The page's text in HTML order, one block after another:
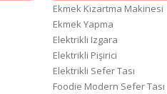
Ekmek Kızartma Makinesi
Ekmek Yapma
Elektrikli Izgara
Elektrikli Pişirici
Elektrikli Sefer Tası
Foodie Modern Sefer Tası